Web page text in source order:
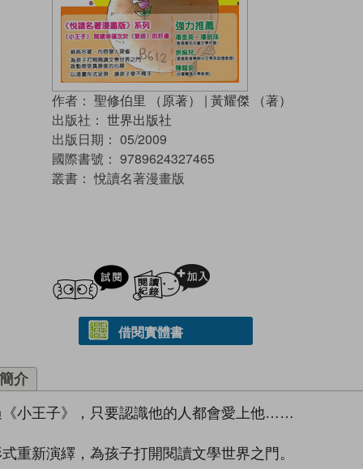
作者： 聖修伯里 （原著） | 黃耀傑 （著）
出版社： 世界出版社
出版日期： 05/2009
國際書號： 9789624327465
叢書： 悅讀名著漫畫版
試閲
借閱實體書
介
《小王子》，只要認識他的人都會愛上他……
重新演繹，為孩子打開閱讀文學世界之門。